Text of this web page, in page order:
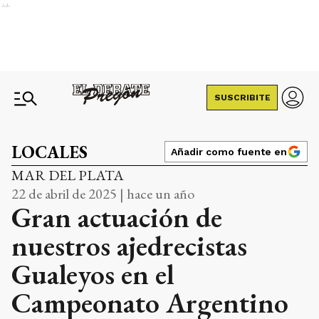
Ads
SUSCRIBITE
LOCALES Añadir como fuente en
MAR DEL PLATA
22 de abril de 2025 | hace un año
Gran actuación de
nuestros ajedrecistas
Gualeyos en el
Campeonato Argentino